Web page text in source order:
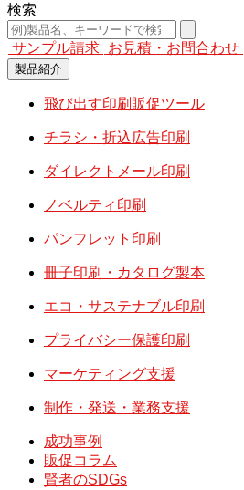
検索
サンプル請求 お見積・お問合わせ
製品紹介
飛び出す印刷販促ツール
チラシ・折込広告印刷
ダイレクトメール印刷
ノベルティ印刷
パンフレット印刷
冊子印刷・カタログ製本
エコ・サステナブル印刷
プライバシー保護印刷
マーケティング支援
制作・発送・業務支援
成功事例
販促コラム
賢者のSDGs